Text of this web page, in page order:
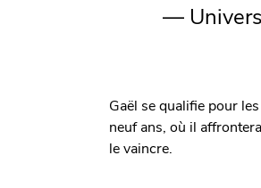
— Univers
Gaël se qualifie pour
neuf ans, où il
le vaincre.